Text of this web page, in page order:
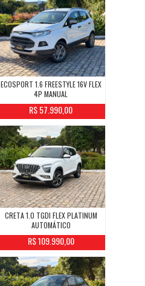
ECOSPORT 1.6 FREESTYLE 16V FLEX
4P MANUAL
R$ 57.990,00
CRETA 1.0 TGDI FLEX PLATINUM
AUTOMÁTICO
R$ 109.990,00